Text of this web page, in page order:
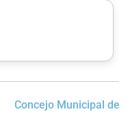
Concejo Municipal de